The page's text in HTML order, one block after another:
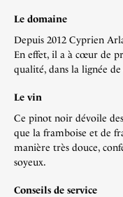
Le domaine
Depuis 2012 Cyprien
En effet, il a à cœur de
qualité, dans la lignée
Le vin
Ce pinot noir dévoile
que la framboise et de
manière très douce,
soyeux.
Conseils de service